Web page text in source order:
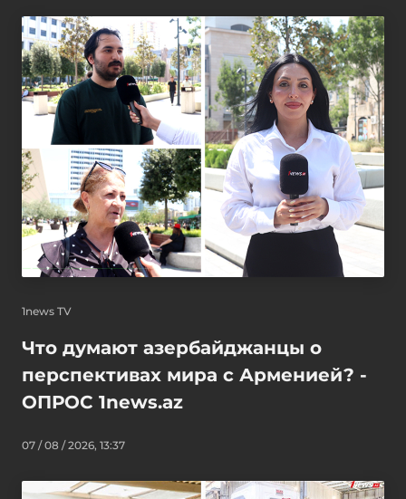
1news TV
Что думают азербайджанцы о
перспективах мира с Арменией? -
ОПРОС 1news.az
07 / 08 / 2026, 13:37